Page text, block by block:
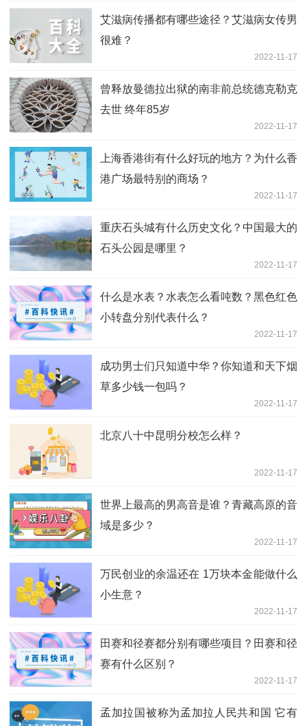
艾滋病传播都有哪些途径？艾滋病女传男
很难？
2022-11-17
曾释放曼德拉出狱的南非前总统德克勒克
去世 终年85岁
2022-11-17
上海香港街有什么好玩的地方？为什么香
港广场最特别的商场？
2022-11-17
重庆石头城有什么历史文化？中国最大的
石头公园是哪里？
2022-11-17
什么是水表？水表怎么看吨数？黑色红色
小转盘分别代表什么？
2022-11-17
成功男士们只知道中华？你知道和天下烟
草多少钱一包吗？
2022-11-17
北京八十中昆明分校怎么样？
2022-11-17
世界上最高的男高音是谁？青藏高原的音
域是多少？
2022-11-17
万民创业的余温还在 1万块本金能做什么
小生意？
2022-11-17
田赛和径赛都分别有哪些项目？田赛和径
赛有什么区别？
2022-11-17
孟加拉国被称为孟加拉人民共和国 它有